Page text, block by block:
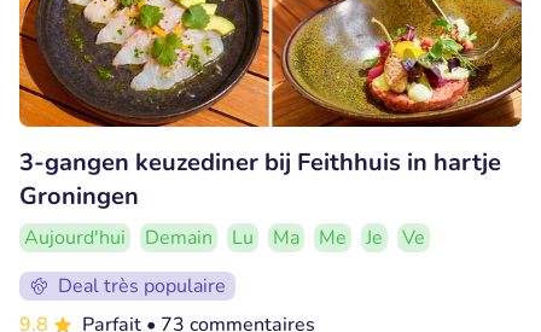
3-gangen keuzediner bij Feithhuis in hartje
Groningen
Aujourd'hui Demain Lu Ma Me Je
Ve
Deal très populaire
9.8
Parfait • 73 commentaires